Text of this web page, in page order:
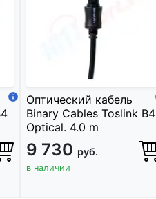
Оптический кабель
Binary Cables Toslink B4
Optical. 4.0 m
9 730 руб.
в наличии